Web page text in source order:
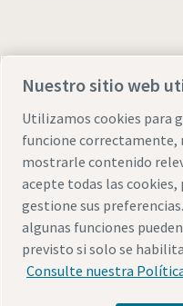
Avisos legales y de
Accesibilidad
Mapa del sitio
© 2026 Atlas Copco
Nuestro sitio web
Utilizamos cookies para
funcione correctamente,
mostrarle contenido
acepte todas las
gestione sus
algunas funciones
previsto si solo se
Consulte nuestra